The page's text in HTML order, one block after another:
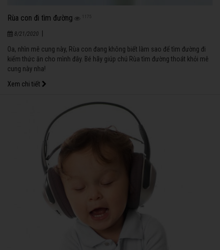
Rùa con đi tìm đường 1175
8/21/2020 |
Oa, nhìn mê cung này, Rùa con đang không biết làm sao để tìm đường đi
kiếm thức ăn cho mình đây. Bé hãy giúp chú Rùa tìm đường thoát khỏi mê
cung này nha!
Xem chi tiết